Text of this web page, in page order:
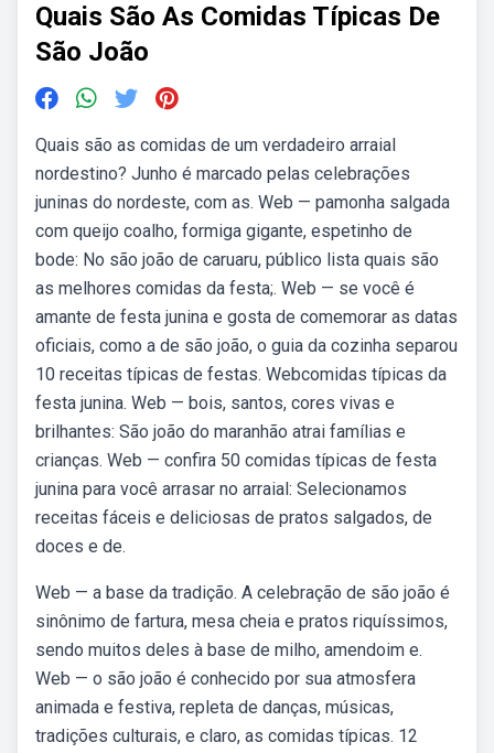
Quais São As Comidas Típicas De
São João
Quais são as comidas de um verdadeiro arraial
nordestino? Junho é marcado pelas celebrações
juninas do nordeste, com as. Web — pamonha salgada
com queijo coalho, formiga gigante, espetinho de
bode: No são joão de caruaru, público lista quais são
as melhores comidas da festa;. Web — se você é
amante de festa junina e gosta de comemorar as datas
oficiais, como a de são joão, o guia da cozinha separou
10 receitas típicas de festas. Webcomidas típicas da
festa junina. Web — bois, santos, cores vivas e
brilhantes: São joão do maranhão atrai famílias e
crianças. Web — confira 50 comidas típicas de festa
junina para você arrasar no arraial: Selecionamos
receitas fáceis e deliciosas de pratos salgados, de
doces e de.
Web — a base da tradição. A celebração de são joão é
sinônimo de fartura, mesa cheia e pratos riquíssimos,
sendo muitos deles à base de milho, amendoim e.
Web — o são joão é conhecido por sua atmosfera
animada e festiva, repleta de danças, músicas,
tradições culturais, e claro, as comidas típicas. 12